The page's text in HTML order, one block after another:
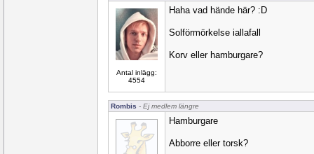
Antal inlägg:
4554
Haha vad hände här? :D
Solförmörkelse iallafall
Korv eller hamburgare?
Rombis - Ej medlem längre
Hamburgare
Abborre eller torsk?